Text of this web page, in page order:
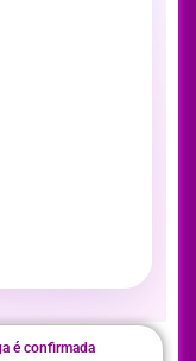
é confirmada